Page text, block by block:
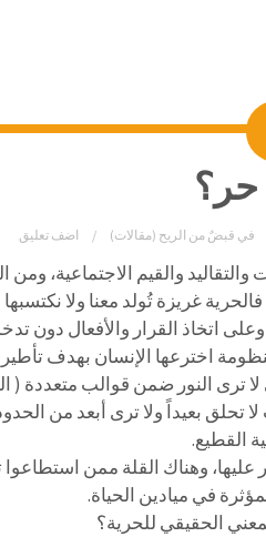
حر؟
في قبضٌ من الريح (مقالات) اضف تعليق
والقيم الاجتماعية،
غريزة تُولد معنا ولا
وعلى اتخاذ القرار والأفعال دون
اخترعها الإنسان بهدف
ترى النور ضمن قوالب متعددة (
بعيداً ولا ترى أبعد من
القطيع.
عليها، وهناك القلة ممن
في ميادين الحياة.
الحقيقي للحرية؟